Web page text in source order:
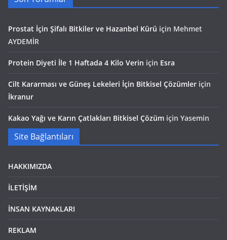
Prostat İçin Şifalı Bitkiler ve Hazanbel Kürü için Mehmet
AYDEMİR
Protein Diyeti İle 1 Haftada 4 Kilo Verin için Esra
Cilt Kararması ve Güneş Lekeleri İçin Bitkisel Çözümler için
İkranur
Kakao Yağı ve Karın Çatlakları Bitkisel Çözüm için Yasemin
Site Bağlantıları
HAKKIMIZDA
İLETİŞİM
İNSAN KAYNAKLARI
REKLAM